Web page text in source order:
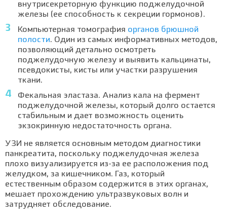
внутрисекреторную функцию поджелудочной
железы (ее способность к секреции гормонов).
Компьютерная томография органов брюшной
полости. Один из самых информативных методов,
позволяющий детально осмотреть
поджелудочную железу и выявить кальцинаты,
псевдокисты, кисты или участки разрушения
ткани.
Фекальная эластаза. Анализ кала на фермент
поджелудочной железы, который долго остается
стабильным и дает возможность оценить
экзокринную недостаточность органа.
УЗИ не является основным методом диагностики
панкреатита, поскольку поджелудочная железа
плохо визуализируется из-за ее расположения под
желудком, за кишечником. Газ, который
естественным образом содержится в этих органах,
мешает прохождению ультразвуковых волн и
затрудняет обследование.